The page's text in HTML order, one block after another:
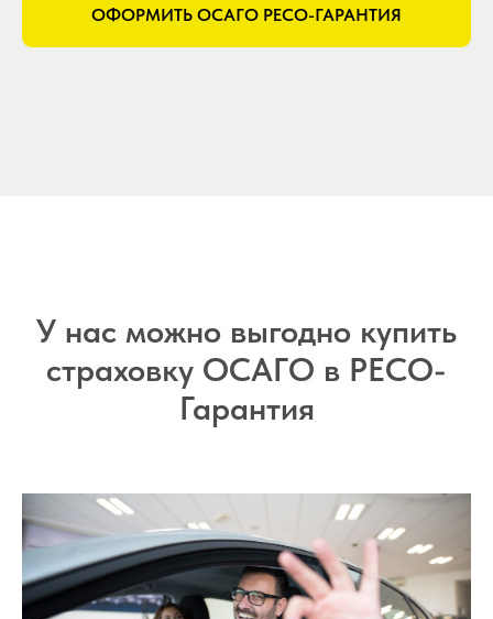
ОФОРМИТЬ ОСАГО РЕСО-ГАРАНТИЯ
У нас можно выгодно купить
страховку ОСАГО в РЕСО-
Гарантия